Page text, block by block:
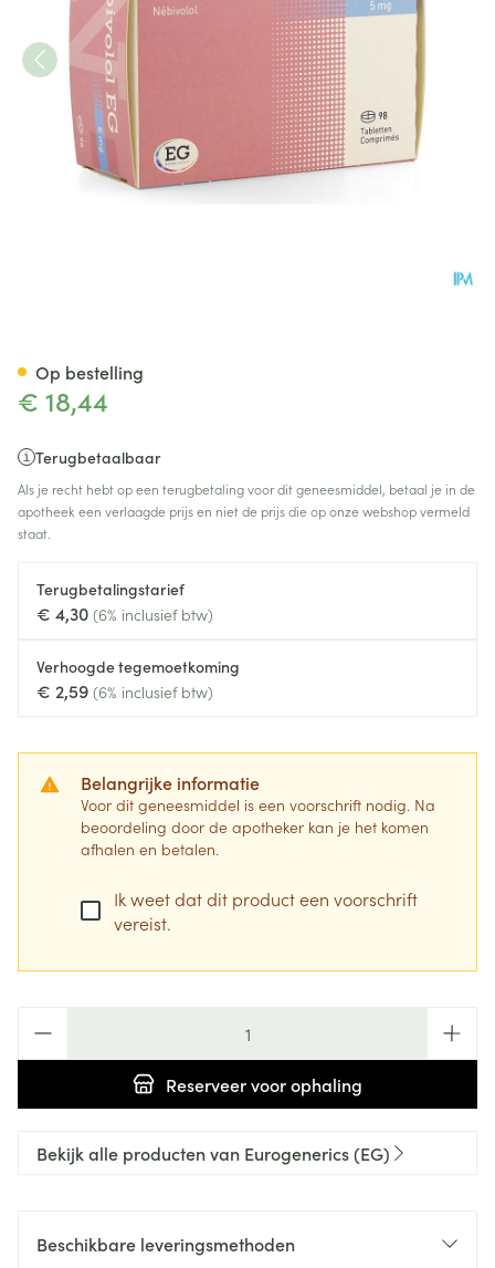
€ 18,44
Terugbetaalbaar
Als je recht hebt op een terugbetaling voor dit geneesmiddel, betaal je in de
apotheek een verlaagde prijs en niet de prijs die op onze webshop vermeld
staat.
Terugbetalingstarief
€ 4,30 (6% inclusief btw)
Verhoogde tegemoetkoming
€ 2,59 (6% inclusief btw)
Belangrijke informatie
Voor dit geneesmiddel is een voorschrift nodig. Na
beoordeling door de apotheker kan je het komen
afhalen en betalen.
Ik weet dat dit product een voorschrift
vereist.
Reserveervoor ophaling
Op bestelling
Bekijk alle producten van Eurogenerics (EG)
Beschikbare leveringsmethoden